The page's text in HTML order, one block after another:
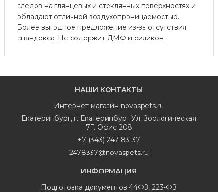
следов на глянцевых и стеклянных поверхностях и
обладают отличной воздухопроницаемостью.
Более выгодное предложение из-за отсутствия
спандекса. Не содержит ДМФ и силикон.
НАШИ КОНТАКТЫ
Интернет-магазин novaspets.ru
Екатеринбург, г. Екатеринбург Ул. Зоологическая
7Г. Офис 208
+7 (343) 247-83-37
2478337@novaspets.ru
ИНФОРМАЦИЯ
Подготовка документов 44ФЗ, 223-ФЗ